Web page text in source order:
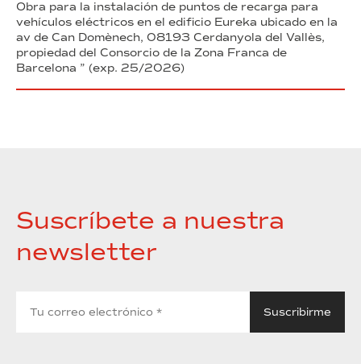
Obra para la instalación de puntos de recarga para
vehículos eléctricos en el edificio Eureka ubicado en la
av de Can Domènech, 08193 Cerdanyola del Vallès,
propiedad del Consorcio de la Zona Franca de
Barcelona ” (exp. 25/2026)
Suscríbete a nuestra
newsletter